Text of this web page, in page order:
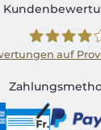
Shirtinator
auf